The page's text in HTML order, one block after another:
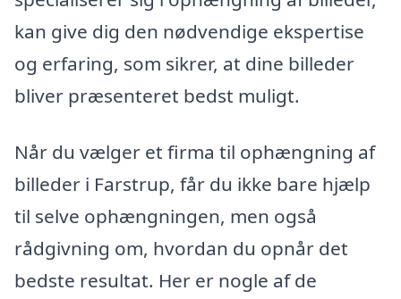
kan give dig den nødvendige ekspertise
og erfaring, som sikrer, at dine billeder
bliver præsenteret bedst muligt.
Når du vælger et firma til ophængning af
billeder i Farstrup, får du ikke bare hjælp
til selve ophængningen, men også
rådgivning om, hvordan du opnår det
bedste resultat. Her er nogle af de